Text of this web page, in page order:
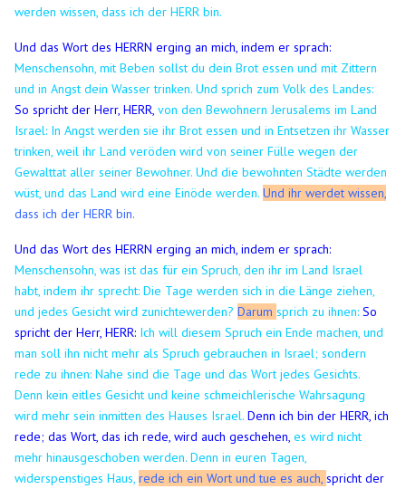
werden wissen, dass ich der HERR bin.
Und das Wort des HERRN erging an mich, indem er sprach:
Menschensohn, mit Beben sollst du dein Brot essen und mit Zittern
und in Angst dein Wasser trinken.Und sprich zum Volk des Landes:
So spricht der Herr, HERR, von den Bewohnern Jerusalems im Land
Israel: In Angst werden sie ihr Brot essen und in Entsetzen ihr Wasser
trinken, weil ihr Land veröden wird von seiner Fülle wegen der
Gewalttat aller seiner Bewohner.Und die bewohnten Städte werden
wüst, und das Land wird eine Einöde werden.Und ihr werdet wissen,
dass ich der HERR bin.
Und das Wort des HERRN erging an mich, indem er sprach:
Menschensohn, was ist das für ein Spruch, den ihr im Land Israel
habt, indem ihr sprecht: Die Tage werden sich in die Länge ziehen,
und jedes Gesicht wird zunichtewerden?Darumsprich zu ihnen:So
spricht der Herr, HERR: Ich will diesem Spruch ein Ende machen, und
man soll ihn nicht mehr als Spruch gebrauchen in Israel; sondern
rede zu ihnen: Nahe sind die Tage und das Wort jedes Gesichts.
Denn kein eitles Gesicht und keine schmeichlerische Wahrsagung
wird mehr sein inmitten des Hauses Israel.Denn ich bin der HERR, ich
rede; das Wort, das ich rede, wird auch geschehen, es wird nicht
mehr hinausgeschoben werden. Denn in euren Tagen,
widerspenstiges Haus,rede ich ein Wort und tue es auch,spricht der